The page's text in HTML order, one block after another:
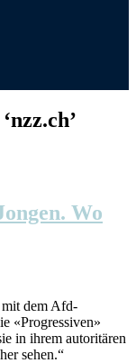
nzz.ch’
Wo
mit dem Afd-
«Progressiven»
in ihrem autoritären
sehen.“